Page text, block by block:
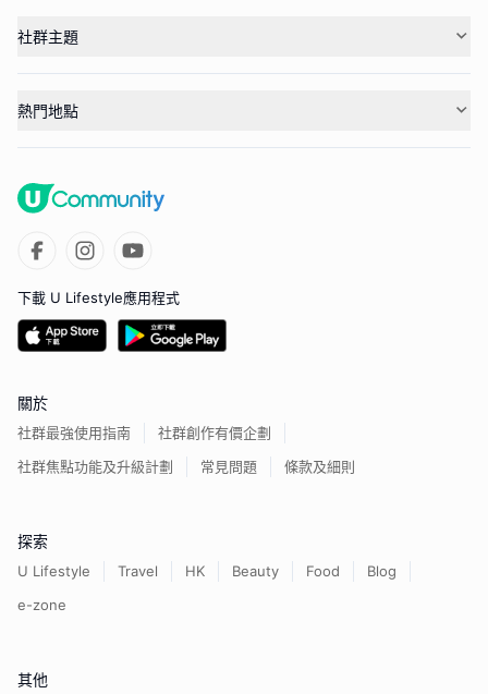
社群主題
熱門地點
下載 U Lifestyle應用程式
關於
社群最強使用指南
社群創作有價企劃
社群焦點功能及升級計劃
常見問題 條款及細則
探索
U Lifestyle Travel HK Beauty Food
Blog
e-zone
其他